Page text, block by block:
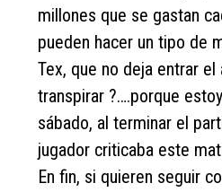
millones que se gastan
pueden hacer un tipo de
Tex, que no deja entrar el
transpirar ?….porque
sábado, al terminar el
jugador criticaba este
En fin, si quieren seguir